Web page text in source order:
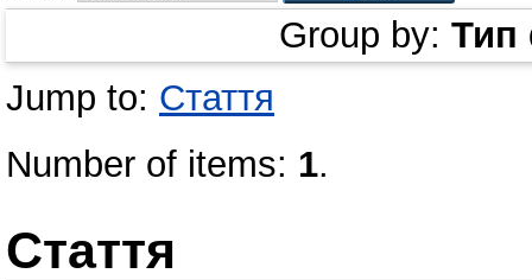
Group by: Тип
Jump to: Стаття
Number of items: 1.
Стаття